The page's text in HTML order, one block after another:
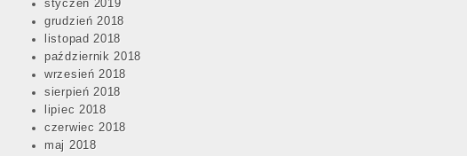
styczeń 2019
grudzień 2018
listopad 2018
październik 2018
wrzesień 2018
sierpień 2018
lipiec 2018
czerwiec 2018
maj 2018